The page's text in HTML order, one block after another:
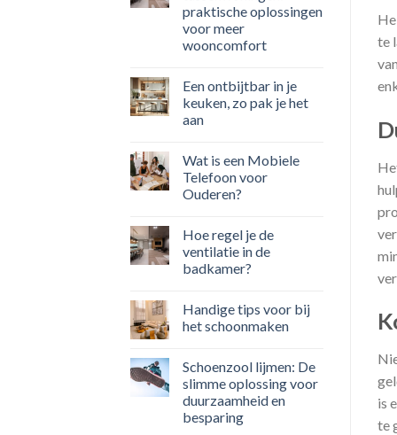
praktische oplossingen
voor meer
wooncomfort
Een ontbijtbar in je
keuken, zo pak je het
aan
Wat is een Mobiele
Telefoon voor
Ouderen?
Hoe regel je de
ventilatie in de
badkamer?
Handige tips voor bij
het schoonmaken
Schoenzool lijmen: De
slimme oplossing voor
duurzaamheid en
besparing
te
is
te